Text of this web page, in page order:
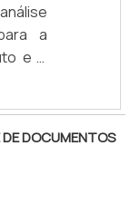
a
e a
na
bem
e
DE DOCUMENTOS